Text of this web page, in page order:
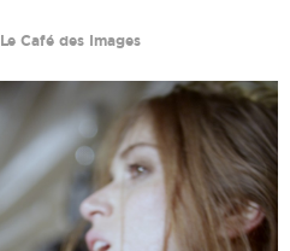
Le Café des Images